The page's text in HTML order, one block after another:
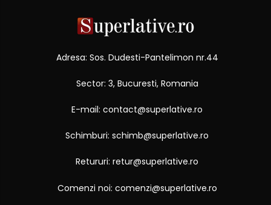
Adresa: Sos. Dudesti-Pantelimon nr.44
Sector: 3, Bucuresti, Romania
E-mail: contact@superlative.ro
Schimburi: schimb@superlative.ro
Retururi: retur@superlative.ro
Comenzi noi: comenzi@superlative.ro